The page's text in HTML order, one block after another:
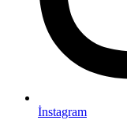
İnstagram